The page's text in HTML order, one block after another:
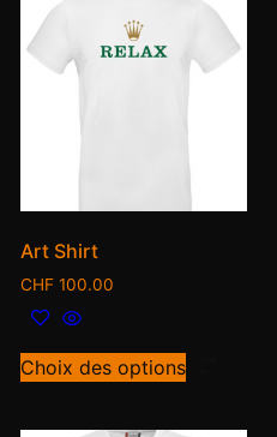
Art Shirt
CHF 100.00
Choix des options